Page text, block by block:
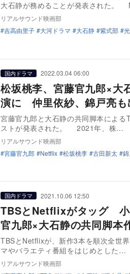
大石静が務めることが発表された。
リアルサウンド映画部
吉高由里子
大河ドラマ 大石静 紫式部
国内ドラマ 2022.03.04 06:00
松坂桃李、宮藤官九郎×大
演に 仲里依紗、錦戸亮も
宮藤官九郎と大石静の共同脚本によ
ストが発表された。 2021年、株…
リアルサウンド映画部
宮藤官九郎
Netflix 松坂桃李 古田新太
国内ドラマ 2021.10.06 12:50
TBSとNetflixがタッグ 小
官九郎×大石静の共同脚本
TBSとNetflixが、新作3本を順次全世
マやバラエティ番組をはじめとした…
リアルサウンド映画部